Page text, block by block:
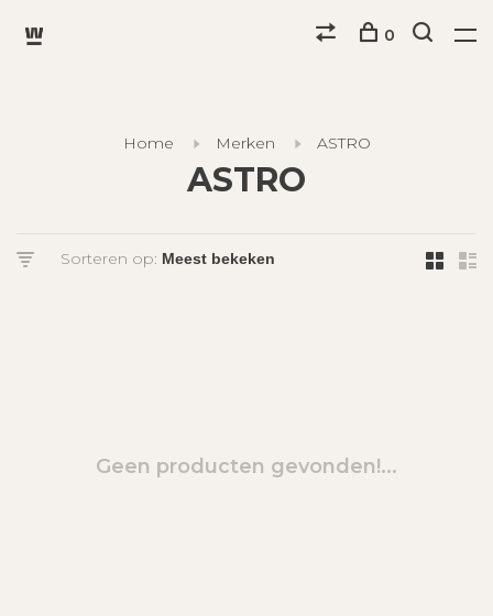
0
Home Merken ASTRO
ASTRO
Sorteren op:
Geen producten gevonden!...